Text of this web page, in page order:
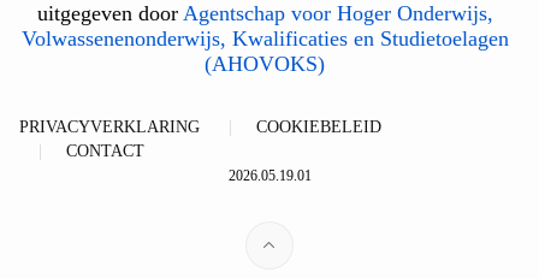
uitgegeven door Agentschap voor Hoger Onderwijs,
Volwassenenonderwijs, Kwalificaties en Studietoelagen
(AHOVOKS)
PRIVACYVERKLARING
COOKIEBELEID
CONTACT
2026.05.19.01